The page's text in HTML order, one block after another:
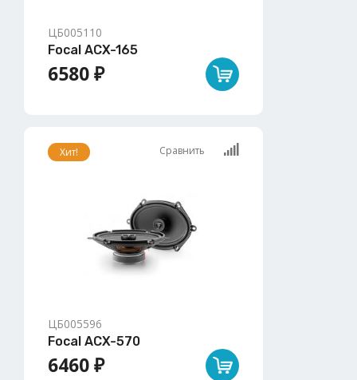
ЦБ005110
Focal ACX-165
6580 ₽
Хит! Сравнить
ЦБ005596
Focal ACX-570
6460 ₽